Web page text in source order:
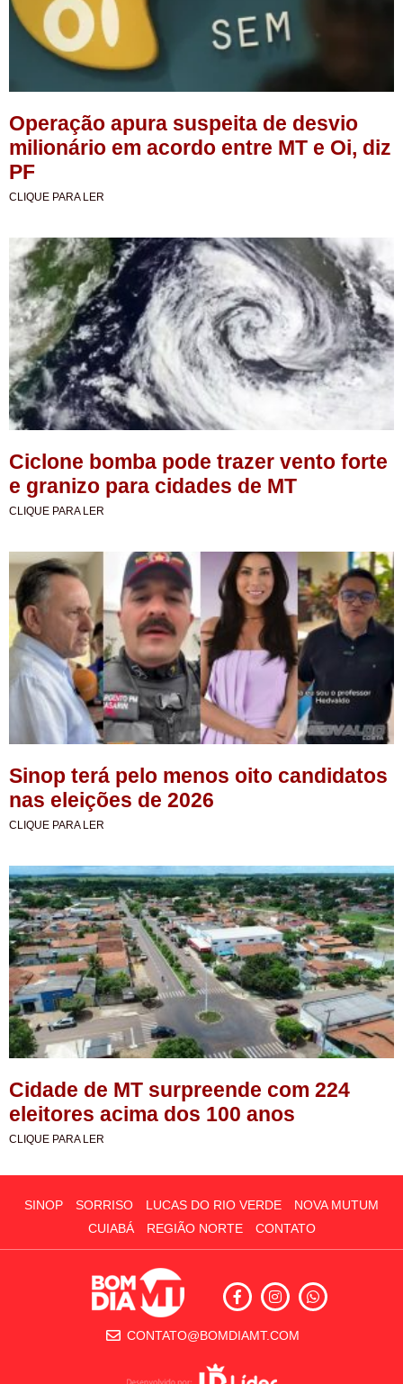
Operação apura suspeita de desvio
milionário em acordo entre MT e Oi, diz
PF
CLIQUE PARA LER
Ciclone bomba pode trazer vento forte
e granizo para cidades de MT
CLIQUE PARA LER
Sinop terá pelo menos oito candidatos
nas eleições de 2026
CLIQUE PARA LER
Cidade de MT surpreende com 224
eleitores acima dos 100 anos
CLIQUE PARA LER
SINOP SORRISO LUCAS DO RIO VERDE
NOVA MUTUM
CUIABÁ
REGIÃO NORTE CONTATO
CONTATO@BOMDIAMT.COM